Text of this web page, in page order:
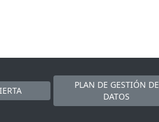
PLAN DE GESTIÓN DE
DATOS